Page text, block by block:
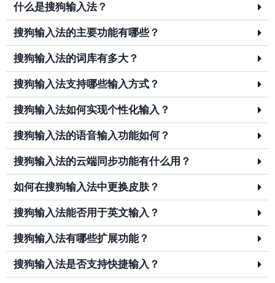
什么是搜狗输入法？
搜狗输入法的主要功能有哪些？
搜狗输入法的词库有多大？
搜狗输入法支持哪些输入方式？
搜狗输入法如何实现个性化输入？
搜狗输入法的语音输入功能如何？
搜狗输入法的云端同步功能有什么用？
如何在搜狗输入法中更换皮肤？
搜狗输入法能否用于英文输入？
搜狗输入法有哪些扩展功能？
搜狗输入法是否支持快捷输入？